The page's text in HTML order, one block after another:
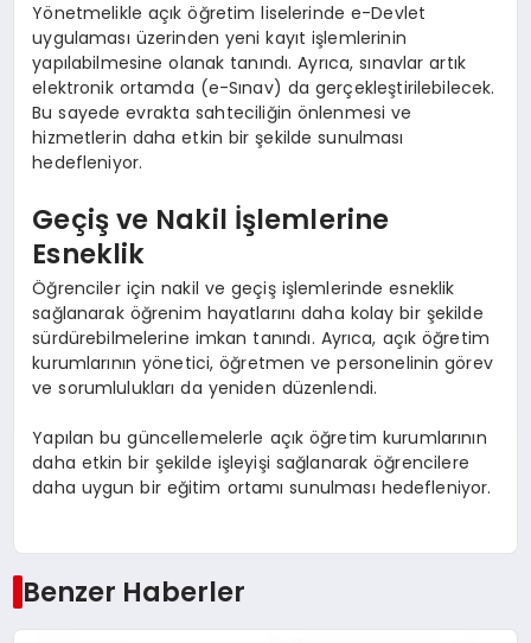
Yönetmelikle açık öğretim liselerinde e-Devlet
uygulaması üzerinden yeni kayıt işlemlerinin
yapılabilmesine olanak tanındı. Ayrıca, sınavlar artık
elektronik ortamda (e-Sınav) da gerçekleştirilebilecek.
Bu sayede evrakta sahteciliğin önlenmesi ve
hizmetlerin daha etkin bir şekilde sunulması
hedefleniyor.
Geçiş ve Nakil İşlemlerine
Esneklik
Öğrenciler için nakil ve geçiş işlemlerinde esneklik
sağlanarak öğrenim hayatlarını daha kolay bir şekilde
sürdürebilmelerine imkan tanındı. Ayrıca, açık öğretim
kurumlarının yönetici, öğretmen ve personelinin görev
ve sorumlulukları da yeniden düzenlendi.
Yapılan bu güncellemelerle açık öğretim kurumlarının
daha etkin bir şekilde işleyişi sağlanarak öğrencilere
daha uygun bir eğitim ortamı sunulması hedefleniyor.
Benzer Haberler